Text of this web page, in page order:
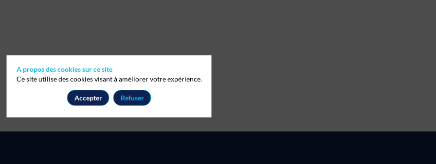
A propos des cookies sur ce site
Ce site utilise des cookies visant à améliorer votre expérience.
Accepter Refuser